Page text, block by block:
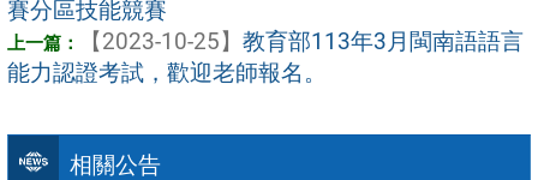
相關公告
賽分區技能競賽
【2023-10-25】 教育部113年3月閩南語語言
能力認證考試，歡迎老師報名。